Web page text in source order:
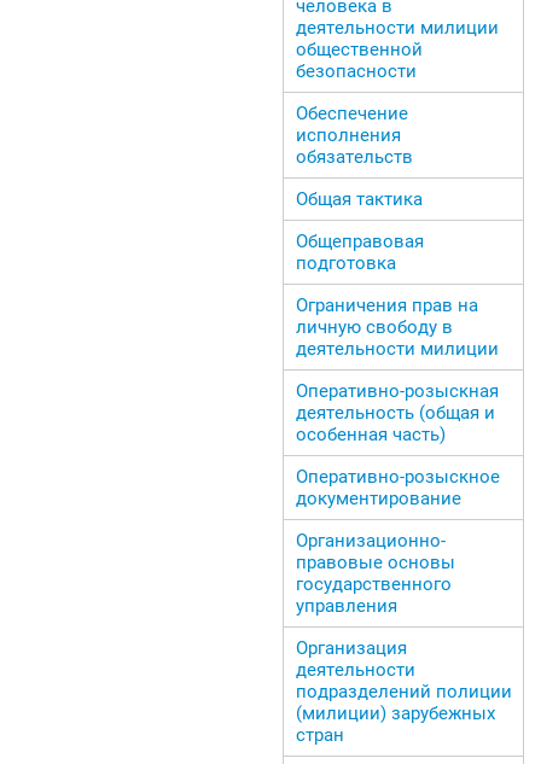
человека в
деятельности милиции
общественной
безопасности
Обеспечение
исполнения
обязательств
Общая тактика
Общеправовая
подготовка
Ограничения прав на
личную свободу в
деятельности милиции
Оперативно-розыскная
деятельность (общая и
особенная часть)
Оперативно-розыскное
документирование
Организационно-
правовые основы
государственного
управления
Организация
деятельности
подразделений полиции
(милиции) зарубежных
стран